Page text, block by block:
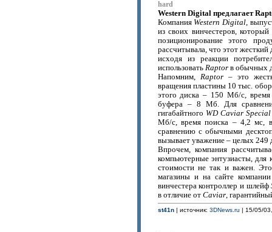
hard
Western Digital предлагает
Компания Western Digital,
из своих винчестеров,
позиционирование этого
рассчитывала, что этот жесткий
исходя из реакции
использовать Raptorв обычных
Напомним, Raptor– это
вращения пластины 10 тыс.
этого диска – 150 Мб/с,
буфера – 8 Мб. Для
гигабайтного WD Caviar
Мб/с, время поиска – 4,2 мс,
сравнению с обычными
вызывает уважение – целых 249
Впрочем, компания
компьютерные энтузиасты, для
стоимости не так и важен.
магазины и на сайте
винчестера контроллер и шлейф
в отличие от Caviar,
st41n| источник: 3DNews.ru | 15/05/